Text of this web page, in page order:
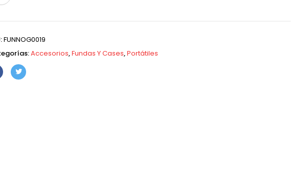
FUNNOG0019
Accesorios,Fundas Y Cases,Portátiles